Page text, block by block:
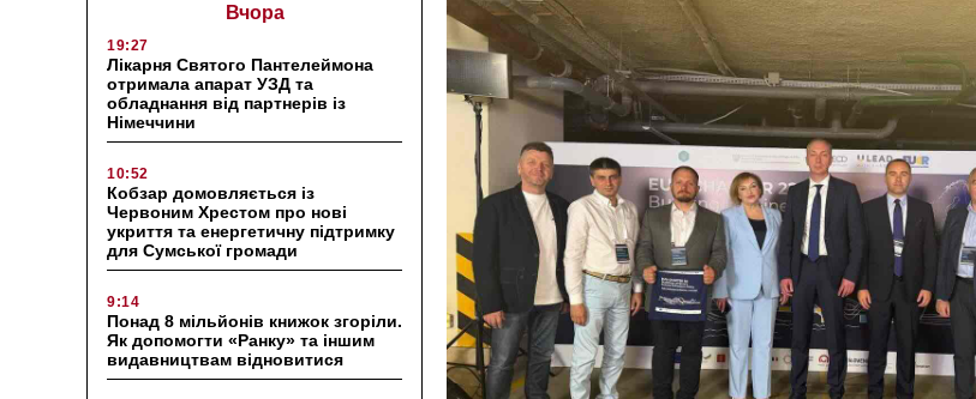
Вчора
19:27
Лікарня Святого Пантелеймона
отримала апарат УЗД та
обладнання від партнерів із
Німеччини
10:52
Кобзар домовляється із
Червоним Хрестом про нові
укриття та енергетичну підтримку
для Сумської громади
9:14
Понад 8 мільйонів книжок згоріли.
Як допомогти «Ранку» та іншим
видавництвам відновитися